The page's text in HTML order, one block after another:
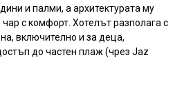
и палми, а архитектурата му
с комфорт. Хотелът разполага с
включително и за деца,
до частен плаж (чрез Jaz